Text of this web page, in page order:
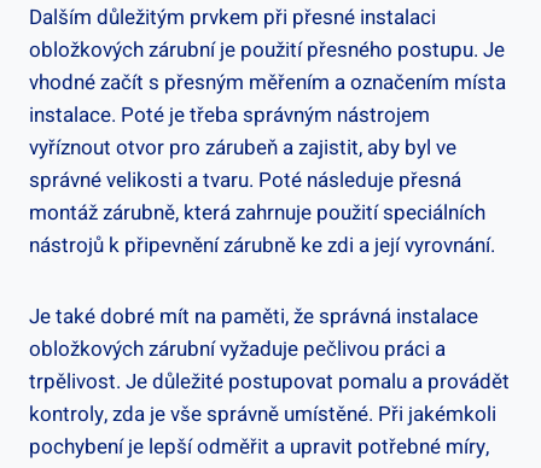
Dalším důležitým prvkem při přesné instalaci
obložkových zárubní je použití přesného postupu. Je
vhodné začít s přesným měřením a označením místa
instalace. Poté je třeba správným nástrojem
vyříznout otvor pro zárubeň a zajistit, aby byl ve
správné velikosti a tvaru. Poté následuje přesná
montáž zárubně, která zahrnuje použití speciálních
nástrojů k připevnění zárubně ke zdi a její vyrovnání.
Je také dobré mít na paměti, že správná instalace
obložkových zárubní vyžaduje pečlivou práci a
trpělivost. Je důležité postupovat pomalu a provádět
kontroly, zda je vše správně umístěné. Při jakémkoli
pochybení je lepší odměřit a upravit potřebné míry,